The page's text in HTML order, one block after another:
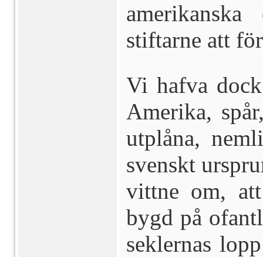
stiftarne att
Vi hafva
Amerika,
utplåna,
svenskt
vittne om,
bygd på
seklernas